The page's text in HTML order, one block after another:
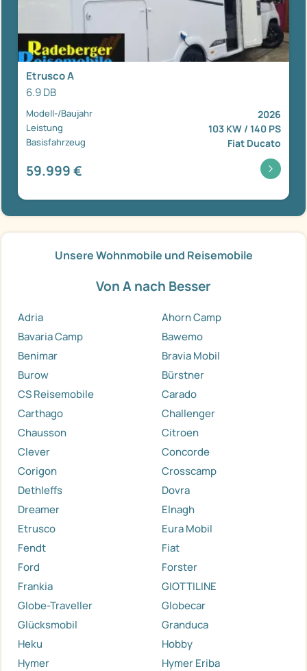
Etrusco A
6.9 DB
Modell-/Baujahr 2026
Leistung 103 KW / 140 PS
Basisfahrzeug Fiat Ducato
59.999 €
Unsere Wohnmobile und Reisemobile
Von A nach Besser
Adria
Ahorn Camp
Bavaria Camp
Bawemo
Benimar
Bravia Mobil
Burow
Bürstner
CS Reisemobile
Carado
Carthago
Challenger
Chausson
Citroen
Clever
Concorde
Corigon
Crosscamp
Dethleffs
Dovra
Dreamer
Elnagh
Etrusco
Eura Mobil
Fendt
Fiat
Ford
Forster
Frankia
GIOTTILINE
Globe-Traveller
Globecar
Glücksmobil
Granduca
Heku
Hobby
Hymer
Hymer Eriba